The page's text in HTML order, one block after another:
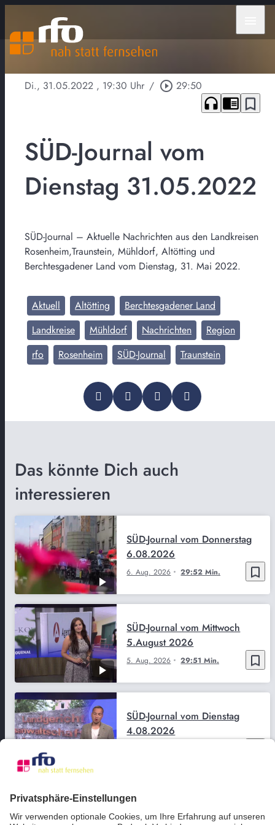
Di., 31.05.2022 , 19:30 Uhr / play_circle_outline 29:50
headphones chrome_reader_mode bookmark_border
SÜD-Journal vom
Dienstag 31.05.2022
SÜD-Journal – Aktuelle Nachrichten aus den Landkreisen
Rosenheim,Traunstein, Mühldorf, Altötting und
Berchtesgadener Land vom Dienstag, 31. Mai 2022.
Aktuell Altötting
Berchtesgadener Land
Landkreise
Mühldorf Nachrichten
Region
rfo
Rosenheim SÜD-Journal Traunstein
Das könnte Dich auch
interessieren
bookmark_border
6. Aug. 2026 29:52 Min.
SÜD-Journal vom Donnerstag
6.08.2026
bookmark_border
5. Aug. 2026 29:51 Min.
SÜD-Journal vom Mittwoch
5.August 2026
SÜD-Journal vom Dienstag
4.08.2026
SÜD-Journal vom Montag
3.08.2026